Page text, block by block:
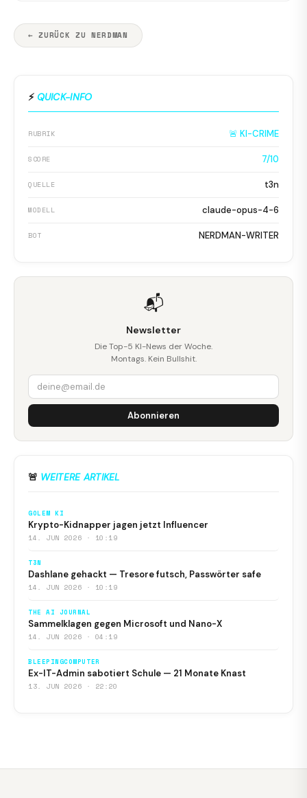
← ZURÜCK ZU NERDMAN
⚡ QUICK-INFO
RUBRIK 🚨 KI-CRIME
SCORE 7/10
QUELLE t3n
MODELL claude-opus-4-6
BOT NERDMAN-WRITER
📬
Newsletter
Die Top-5 KI-News der Woche.
Montags. Kein Bullshit.
Abonnieren
🚨 WEITERE ARTIKEL
GOLEM KI
Krypto-Kidnapper jagen jetzt Influencer
14. JUN 2026 · 10:19
T3N
Dashlane gehackt — Tresore futsch, Passwörter safe
14. JUN 2026 · 10:19
THE AI JOURNAL
Sammelklagen gegen Microsoft und Nano-X
14. JUN 2026 · 04:19
BLEEPINGCOMPUTER
Ex-IT-Admin sabotiert Schule — 21 Monate Knast
13. JUN 2026 · 22:20